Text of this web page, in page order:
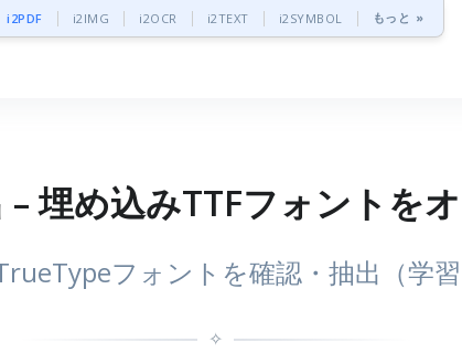
i2PDF i2IMG i2OCR i2TEXT i2SYMBOL もっと »
埋め込みTTFフォントを
フォントを確認・抽出（学
✧